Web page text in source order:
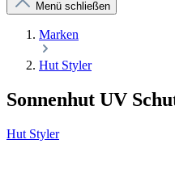
Menü schließen
Marken
Hut Styler
Sonnenhut UV
Hut Styler